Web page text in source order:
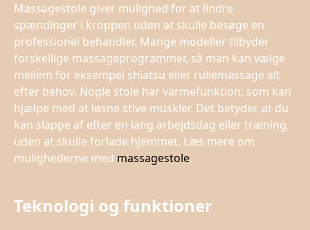
Massagestole giver mulighed for at lindre
spændinger i kroppen uden at skulle besøge en
professionel behandler. Mange modeller tilbyder
forskellige massageprogrammer, så man kan vælge
mellem for eksempel shiatsu eller rullemassage alt
efter behov. Nogle stole har varmefunktion, som kan
hjælpe med at løsne stive muskler. Det betyder, at du
kan slappe af efter en lang arbejdsdag eller træning,
uden at skulle forlade hjemmet. Læs mere om
mulighederne med massagestole.
Teknologi og funktioner